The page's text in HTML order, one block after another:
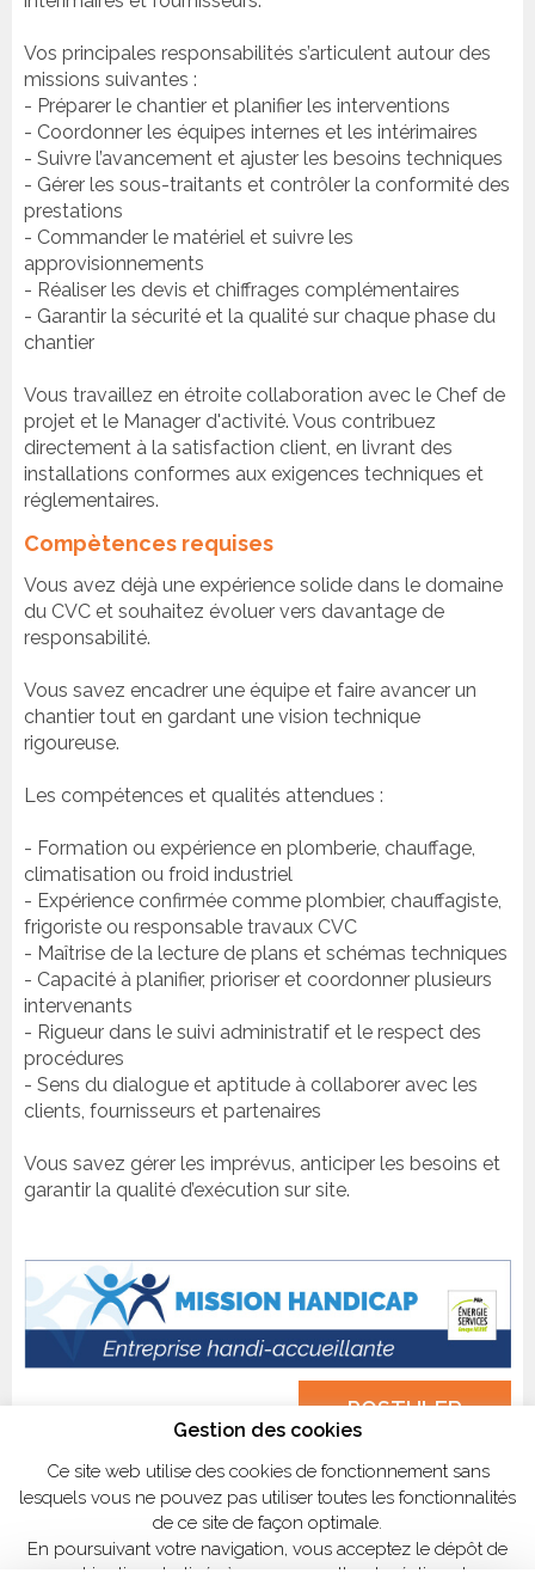
Vos principales responsabilités s’articulent autour des
missions suivantes :
- Préparer le chantier et planifier les interventions
- Coordonner les équipes internes et les intérimaires
- Suivre l’avancement et ajuster les besoins techniques
- Gérer les sous-traitants et contrôler la conformité des
prestations
- Commander le matériel et suivre les
approvisionnements
- Réaliser les devis et chiffrages complémentaires
- Garantir la sécurité et la qualité sur chaque phase du
chantier
Vous travaillez en étroite collaboration avec le Chef de
projet et le Manager d'activité. Vous contribuez
directement à la satisfaction client, en livrant des
installations conformes aux exigences techniques et
réglementaires.
Compètences requises
Vous avez déjà une expérience solide dans le domaine
du CVC et souhaitez évoluer vers davantage de
responsabilité.
Vous savez encadrer une équipe et faire avancer un
chantier tout en gardant une vision technique
rigoureuse.
Les compétences et qualités attendues :
- Formation ou expérience en plomberie, chauffage,
climatisation ou froid industriel
- Expérience confirmée comme plombier, chauffagiste,
frigoriste ou responsable travaux CVC
- Maîtrise de la lecture de plans et schémas techniques
- Capacité à planifier, prioriser et coordonner plusieurs
intervenants
- Rigueur dans le suivi administratif et le respect des
procédures
- Sens du dialogue et aptitude à collaborer avec les
clients, fournisseurs et partenaires
Vous savez gérer les imprévus, anticiper les besoins et
garantir la qualité d’exécution sur site.
POSTULER
Gestion des cookies
Ce site web utilise des cookies de fonctionnement sans
lesquels vous ne pouvez pas utiliser toutes les fonctionnalités
de ce site de façon optimale.
En poursuivant votre navigation, vous acceptez le dépôt de